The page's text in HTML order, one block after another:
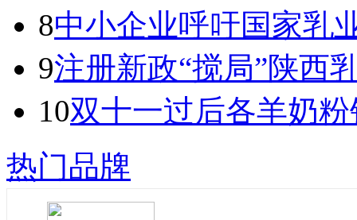
8中小企业呼吁国家乳
9注册新政“搅局”陕西
10双十一过后各羊奶
热门品牌